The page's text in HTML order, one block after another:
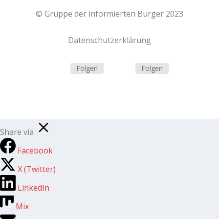
© Gruppe der informierten Bürger 2023
Datenschutzerklärung
Folgen Folgen
Share via
Facebook
X (Twitter)
LinkedIn
Mix